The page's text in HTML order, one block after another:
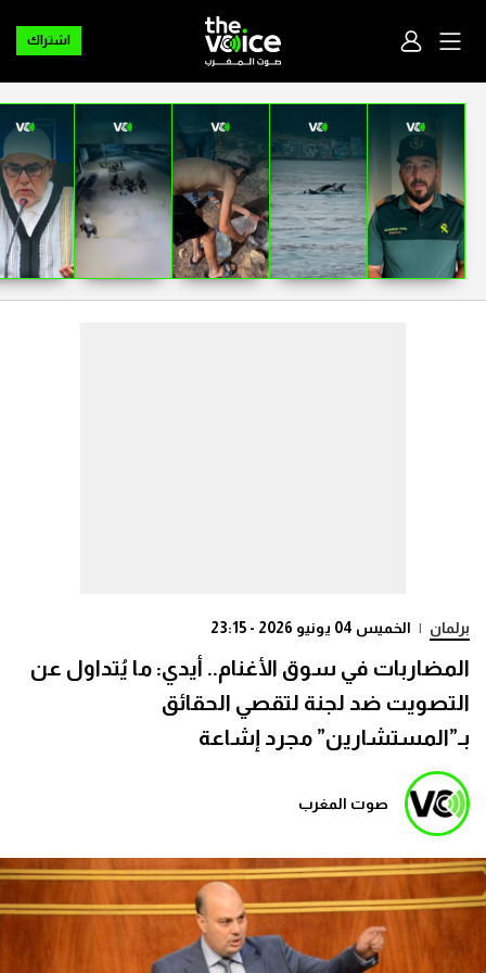
اشتراك
برلمان | الخميس 04 يونيو 2026 - 23:15
المضاربات في سوق الأغنام.. أيدي: ما يُتداول عن
التصويت ضد لجنة لتقصي الحقائق
بـ”المستشارين” مجرد إشاعة
صوت المغرب